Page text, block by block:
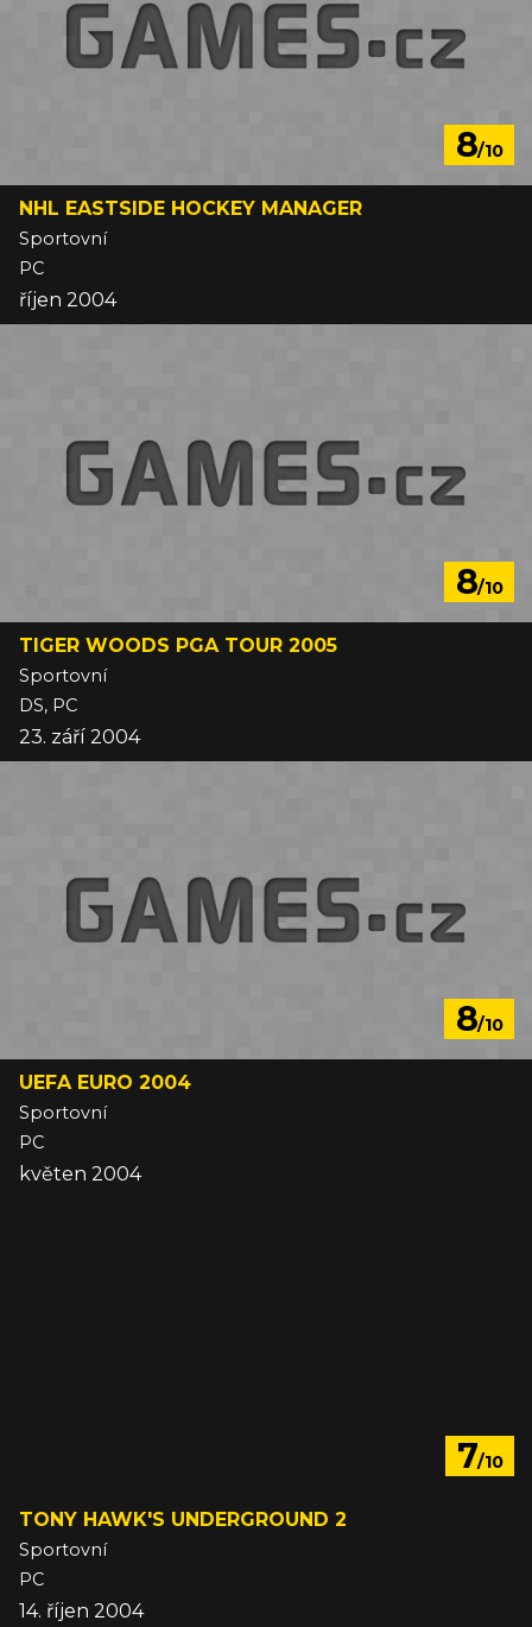
8/10
NHL EASTSIDE HOCKEY MANAGER
Sportovní
PC
říjen 2004
8/10
TIGER WOODS PGA TOUR 2005
Sportovní
DS, PC
23. září 2004
8/10
UEFA EURO 2004
Sportovní
PC
květen 2004
7/10
TONY HAWK'S UNDERGROUND 2
Sportovní
PC
14. říjen 2004